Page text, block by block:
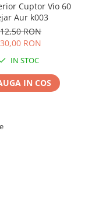
Cuptor Vio 60
Aur k003
RON
RON
IN STOC
IN COS